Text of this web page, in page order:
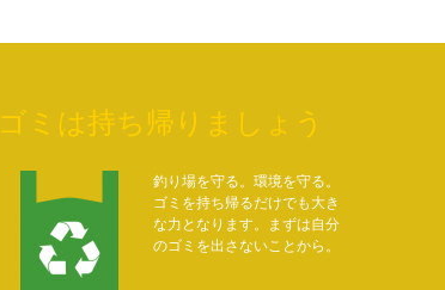
ゴミは持ち帰りましょう
釣り場を守る。環境を守る。
ゴミを持ち帰るだけでも大き
な力となります。まずは自分
のゴミを出さないことから。